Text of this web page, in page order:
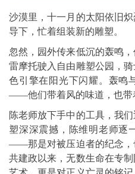
沙漠里，十一月的太阳依旧
导下，忙着组装新的雕塑。
忽然，园外传来低沉的轰鸣
雷摩托驶入自由雕塑公园，
色引擎在阳光下闪耀。轰鸣
——他们带着风的味道，也带
陈老师放下手中的工具，我
塑深深震撼，陈维明老师逐
——那是对被压迫者的纪念，
共建政以来，无数生命在专